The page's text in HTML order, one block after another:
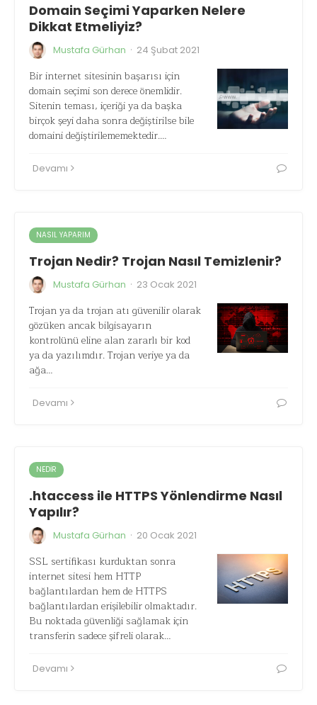
Domain Seçimi Yaparken Nelere
Dikkat Etmeliyiz?
Mustafa Gürhan · 24 Şubat 2021
Bir internet sitesinin başarısı için
domain seçimi son derece önemlidir.
Sitenin teması, içeriği ya da başka
birçok şeyi daha sonra değiştirilse bile
domaini değiştirilememektedir.…
Devamı
NASIL YAPARIM
Trojan Nedir? Trojan Nasıl Temizlenir?
Mustafa Gürhan · 23 Ocak 2021
Trojan ya da trojan atı güvenilir olarak
gözüken ancak bilgisayarın
kontrolünü eline alan zararlı bir kod
ya da yazılımdır. Trojan veriye ya da
ağa…
Devamı
NEDIR
.htaccess ile HTTPS Yönlendirme Nasıl
Yapılır?
Mustafa Gürhan · 20 Ocak 2021
SSL sertifikası kurduktan sonra
internet sitesi hem HTTP
bağlantılardan hem de HTTPS
bağlantılardan erişilebilir olmaktadır.
Bu noktada güvenliği sağlamak için
transferin sadece şifreli olarak…
Devamı